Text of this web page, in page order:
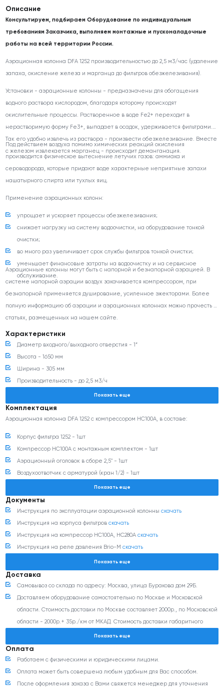
Описание
Консультируем, подбираем Оборудование по индивидуальным
требованиям Заказчика, выполняем монтажные и пусконаладочные
работы на всей территории России.
Аэрационная колонна DFA 1252 производительностью до 2,5 м3/час (удаление
запаха, окисление железа и марганца до фильтров обезжелезивания).
Установки - аэрационные колонны - предназначены для обогащения
водного раствора кислородом, благодаря которому происходят
окислительные процессы. Растворенное в воде Fe2+ переходит в
нерастворимую форму Fe3+, выпадает в осадок, удерживается фильтрами.
Так его удобно извлечь из раствора - произвести обезжелезивание. Вместе
с железом извлекается марганец - происходит деманганация.
Под действием воздуха помимо химических реакций окисления
производится физическое вытеснение летучих газов: аммиака и
сероводорода, которые придают воде характерные неприятные запахи
нашатырного спирта или тухлых яиц.
Применение аэрационных колонн:
упрощает и ускоряет процессы обезжелезивания;
снижает нагрузку на систему водоочистки, на оборудование тонкой
очистки;
во много раз увеличивает срок службы фильтров тонкой очистки;
уменьшает финансовые затраты на водоочистку и на сервисное
обслуживание.
Аэрационные колонны могут быть с напорной и безнапорной аэрацией. В
системе напорной аэрации воздух закачивается компрессором, при
безнапорной применяется душирование, усиленное эжекторами. Более
полную информацию об аэрации и аэрационных колоннах можно прочесть в
статьях, размещенных на нашем сайте.
Характеристики
Диаметр входного/выходного отверстия - 1”
Высота - 1650 мм
Ширина - 305 мм
Производительность - до 2,5 м3/ч
Рабочее давление - до 6 бар
Допустимая температура воздуха - от +5 до +40 ⁰С
Шум - 50 Дб
Производительность при противодавлении 0,35 МПа - 492 л/ч
Гарантия - 12 месяцев
Показать еще
Комплектация
Аэрационная колонна DFA 1252 с компрессором НС100А, в составе:
Корпус фильтра 1252 - 1шт
Компрессор НС100А с монтажным комплектом - 1шт
Аэрационный оголовок в сборе 2,5" - 1шт
Воздухоотвотчик с арматурой (кран 1/2) - 1шт
Пресс контроль Brio 2000М - 1штПоказать еще
Документы
Инструкция по эксплуатации аэрационной колонны скачать
Инструкция на корпуса фильтров скачать
Инструкция на компрессор HC100A, HC280A скачать
Инструкция на реле давления Brio-M скачать
скачать
Сертификат соответствияскачать
Санитарно-эпидемиологическое и гигиеническое заключениескачать
Показать еще
Доставка
Самовывоз со склада по адресу: Москва, улица Буракова дом 29Б.
Доставляем оборудование самостоятельно по Москве и Московской
области. Стоимость доставки по Москве составляет 2000р., по Московской
области - 2000р.+ 35р./км от МКАД. Стоимость доставки габаритного
оборудования (более 350 кг и/или 0,8 м3) согласовывается с
менеджером дополнительно.
Доставка оборудования транспортными компаниями: Деловые линии,
ПЭК, CDEK и любыми другими ТК (по согласованию). Стоимость доставки
можно рассчитать на сайте транспортной компании. Доставка до
Показать еще
Оплата
Работаем с физическими и юридическими лицами.
Оплата может быть совершена любым удобным для Вас способом.
После оформления заказа с Вами свяжется менеджер для уточнения